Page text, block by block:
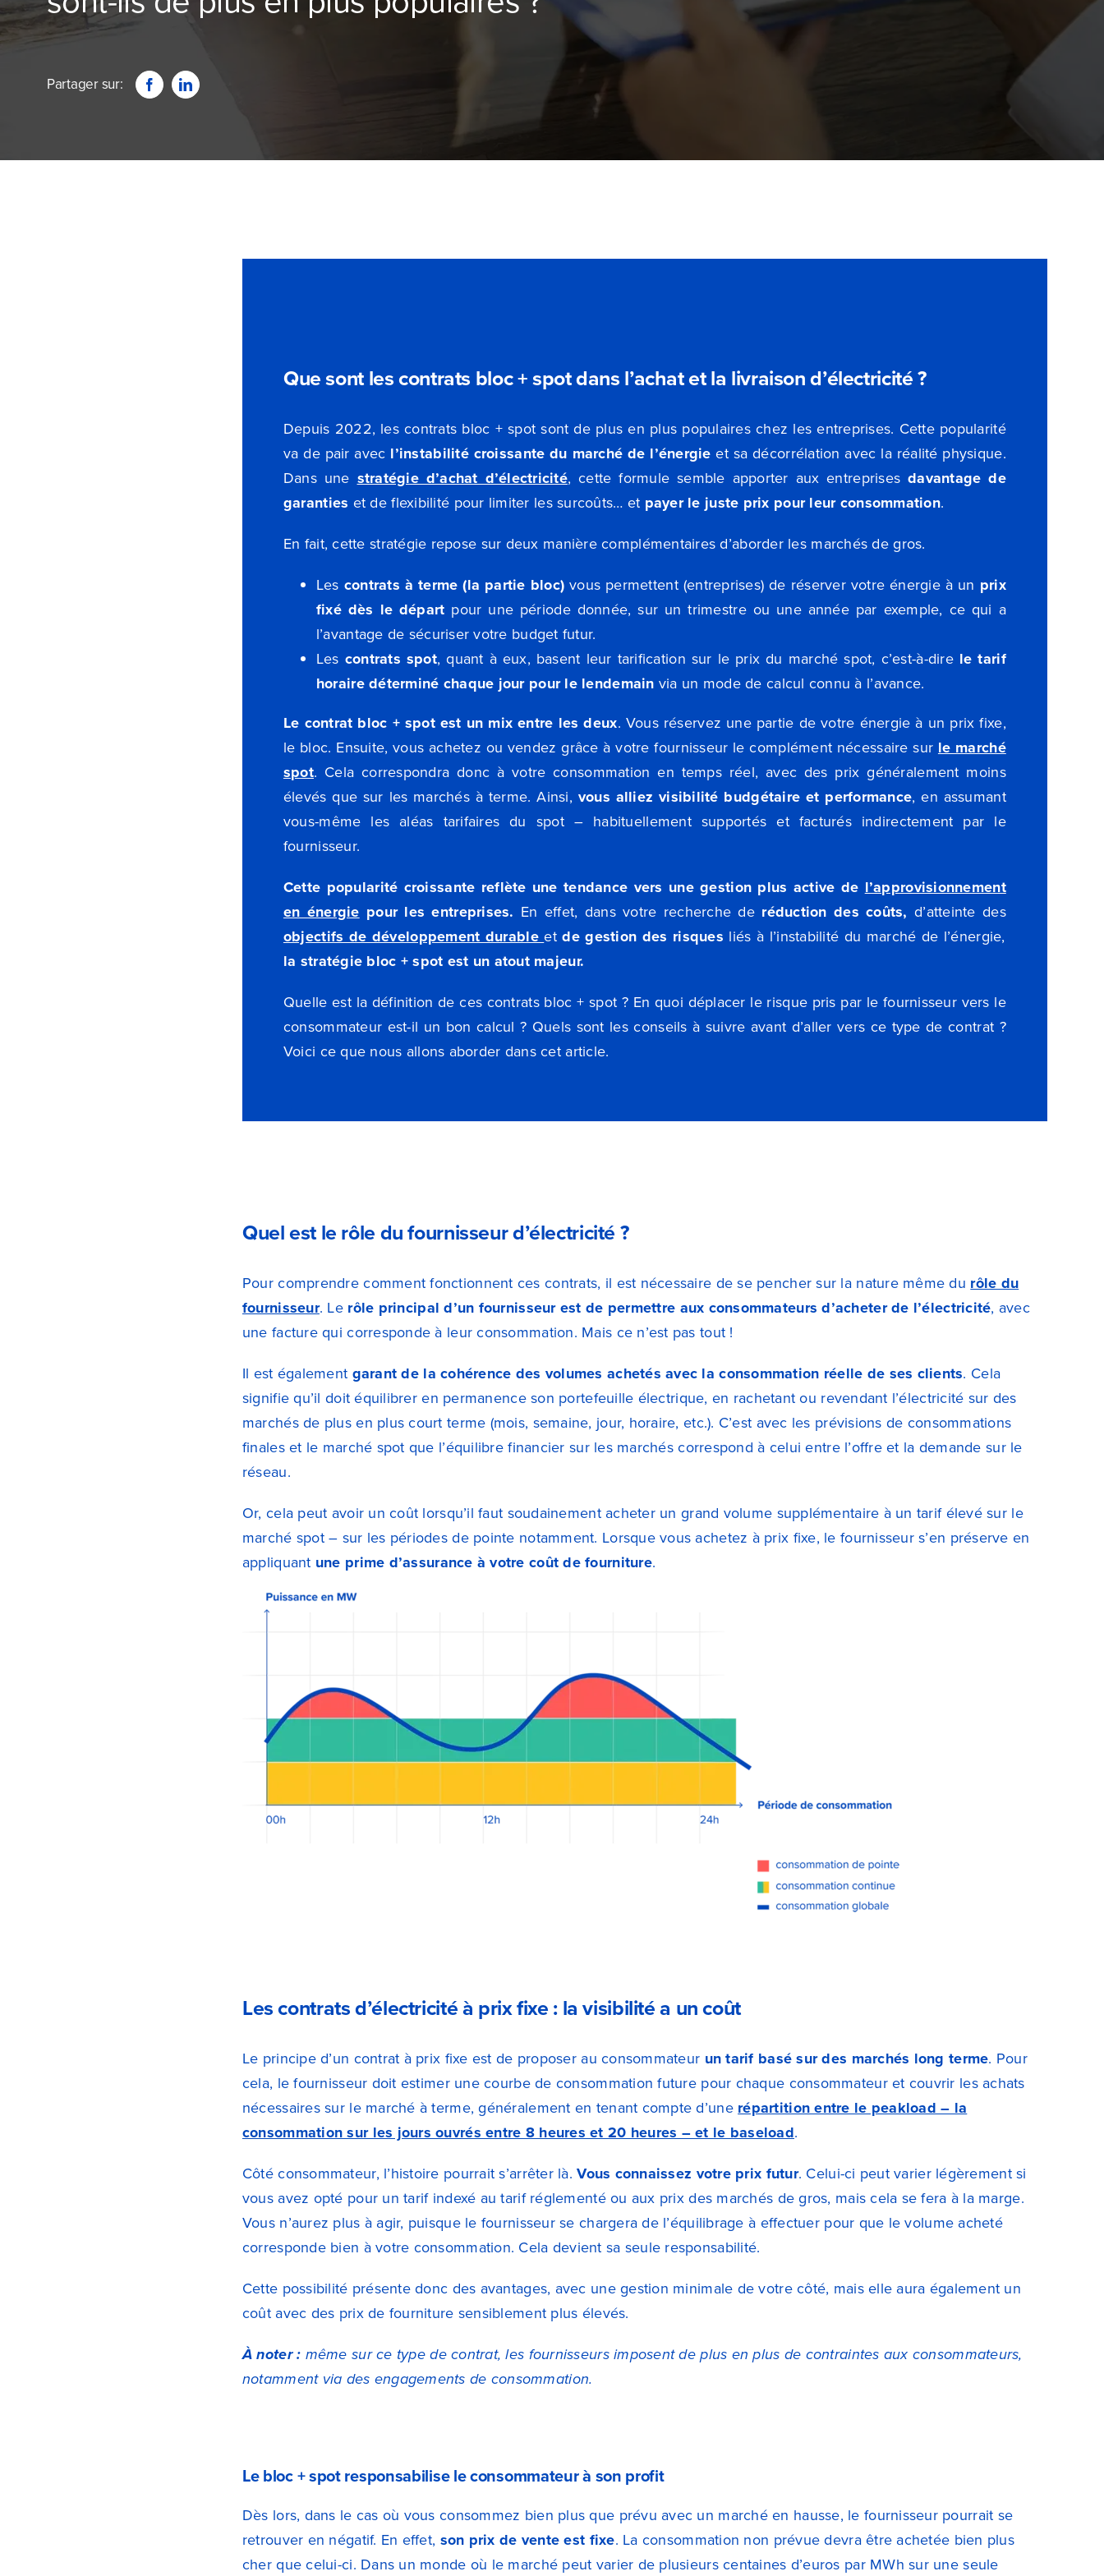
Partager sur:
Que sont les contrats bloc + spot dans l’achat et la livraison d’électricité ?
Depuis 2022, les contrats bloc + spot sont de plus en plus populaires chez les entreprises. Cette popularité
va de pair avec l’instabilité croissante du marché de l’énergie et sa décorrélation avec la réalité physique.
Dans une stratégie d’achat d’électricité, cette formule semble apporter aux entreprises davantage de
garanties et de flexibilité pour limiter les surcoûts… et payer le juste prix pour leur consommation.
En fait, cette stratégie repose sur deux manière complémentaires d’aborder les marchés de gros.
Les contrats à terme (la partie bloc) vous permettent (entreprises) de réserver votre énergie à un prix
fixé dès le départ pour une période donnée, sur un trimestre ou une année par exemple, ce qui a
l’avantage de sécuriser votre budget futur.
Les contrats spot, quant à eux, basent leur tarification sur le prix du marché spot, c’est-à-dire le tarif
horaire déterminé chaque jour pour le lendemain via un mode de calcul connu à l’avance.
Le contrat bloc + spot est un mix entre les deux. Vous réservez une partie de votre énergie à un prix fixe,
le bloc. Ensuite, vous achetez ou vendez grâce à votre fournisseur le complément nécessaire sur le marché
spot. Cela correspondra donc à votre consommation en temps réel, avec des prix généralement moins
élevés que sur les marchés à terme. Ainsi, vous alliez visibilité budgétaire et performance, en assumant
vous-même les aléas tarifaires du spot – habituellement supportés et facturés indirectement par le
fournisseur.
Cette popularité croissante reflète une tendance vers une gestion plus active de l’approvisionnement
en énergie pour les entreprises. En effet, dans votre recherche deréduction des coûts,d’atteinte des
objectifs de développement durableetde gestion des risques liés à l’instabilité du marché de l’énergie,
la stratégie bloc + spot est un atout majeur.
Quelle est la définition de ces contrats bloc + spot ? En quoi déplacer le risque pris par le fournisseur vers le
consommateur est-il un bon calcul ? Quels sont les conseils à suivre avant d’aller vers ce type de contrat ?
Voici ce que nous allons aborder dans cet article.
Quel est le rôle du fournisseur d’électricité ?
Pour comprendre comment fonctionnent ces contrats, il est nécessaire de se pencher sur la nature même du rôle du
fournisseur. Le rôle principal d’un fournisseur est de permettre aux consommateurs d’acheter de l’électricité, avec
une facture qui corresponde à leur consommation. Mais ce n’est pas tout !
Il est également garant de la cohérence des volumes achetés avec la consommation réelle de ses clients. Cela
signifie qu’il doit équilibrer en permanence son portefeuille électrique, en rachetant ou revendant l’électricité sur des
marchés de plus en plus court terme (mois, semaine, jour, horaire, etc.). C’est avec les prévisions de consommations
finales et le marché spot que l’équilibre financier sur les marchés correspond à celui entre l’offre et la demande sur le
réseau.
Or, cela peut avoir un coût lorsqu’il faut soudainement acheter un grand volume supplémentaire à un tarif élevé sur le
marché spot – sur les périodes de pointe notamment. Lorsque vous achetez à prix fixe, le fournisseur s’en préserve en
appliquant une prime d’assurance à votre coût de fourniture.
Les contrats d’électricité à prix fixe : la visibilité a un coût
Le principe d’un contrat à prix fixe est de proposer au consommateur un tarif basé sur des marchés long terme. Pour
cela, le fournisseur doit estimer une courbe de consommation future pour chaque consommateur et couvrir les achats
nécessaires sur le marché à terme, généralement en tenant compte d’une répartition entre le peakload – la
consommation sur les jours ouvrés entre 8 heures et 20 heures – et le baseload.
Côté consommateur, l’histoire pourrait s’arrêter là.Vous connaissez votre prix futur. Celui-ci peut varier légèrement si
vous avez opté pour un tarif indexé au tarif réglementé ou aux prix des marchés de gros, mais cela se fera à la marge.
Vous n’aurez plus à agir, puisque le fournisseur se chargera de l’équilibrage à effectuer pour que le volume acheté
corresponde bien à votre consommation. Cela devient sa seule responsabilité.
Cette possibilité présente donc des avantages, avec une gestion minimale de votre côté, mais elle aura également un
coût avec des prix de fourniture sensiblement plus élevés.
À noter : même sur ce type de contrat, les fournisseurs imposent de plus en plus de contraintes aux consommateurs,
notamment via des engagements de consommation.
Le bloc + spot responsabilise le consommateur à son profit
Dès lors, dans le cas où vous consommez bien plus que prévu avec un marché en hausse, le fournisseur pourrait se
retrouver en négatif. En effet, son prix de vente est fixe. La consommation non prévue devra être achetée bien plus
cher que celui-ci. Dans un monde où le marché peut varier de plusieurs centaines d’euros par MWh sur une seule